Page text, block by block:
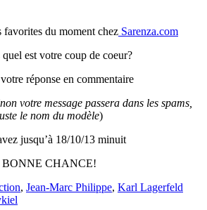
favorites du moment chez Sarenza.com
est votre coup de coeur?
réponse en commentaire
votre message passera dans les spams,
le nom du modèle)
jusqu’à 18/10/13 minuit
BONNE CHANCE!
, Jean-Marc Philippe, Karl Lagerfeld